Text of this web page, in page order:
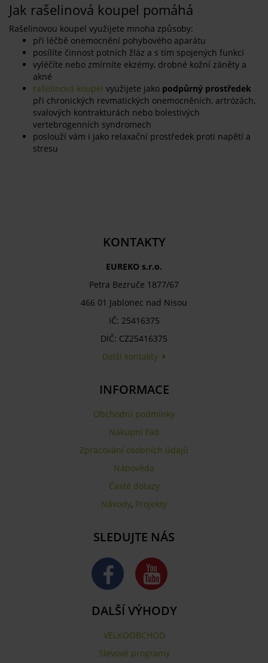
Jak rašelinová koupel pomáhá
Rašelinovou koupel využijete mnoha způsoby:
při léčbě onemocnění pohybového aparátu
posílíte činnost potních žláz a s tím spojených funkcí
vyléčíte nebo zmírníte ekzémy, drobné kožní záněty a
akné
rašelinová koupel využijete jako podpůrný prostředek
při chronických revmatických onemocněních, artrózách,
svalových kontrakturách nebo bolestivých
vertebrogenních syndromech
poslouží vám i jako relaxační prostředek proti napětí a
stresu
KONTAKTY
EUREKO s.r.o.
Petra Bezruče 1877/67
466 01 Jablonec nad Nisou
IČ: 25416375
DIČ: CZ25416375
Další kontakty
INFORMACE
Obchodní podmínky
Nákupní řád
Zpracování osobních údajů
Nápověda
Časté dotazy
Návody, Projekty
SLEDUJTE NÁS
DALŠÍ VÝHODY
VELKOOBCHOD
Slevové programy